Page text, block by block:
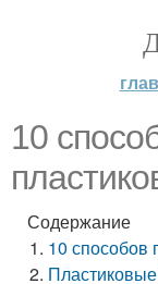
10
Содержание
10 способов